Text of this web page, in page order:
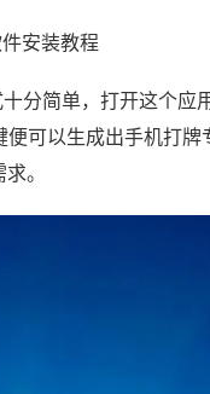
安装教程
分简单，打开这个应
可以生成出手机打牌
。